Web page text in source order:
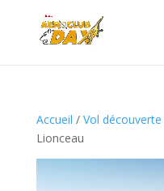
Accueil / Vol découverte
Lionceau